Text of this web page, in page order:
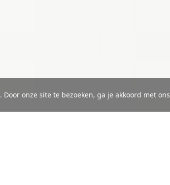
. Door onze site te bezoeken, ga je akkoord met ons